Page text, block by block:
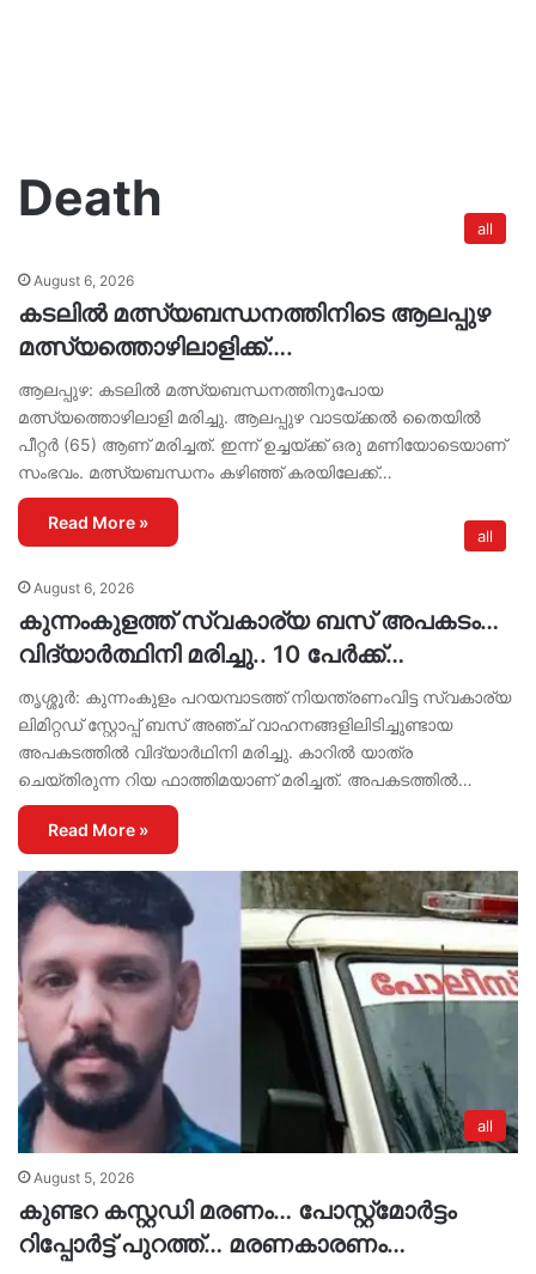
Death
all
August 6, 2026
കടലിൽ മത്സ്യബന്ധനത്തിനിടെ ആലപ്പുഴ
മത്സ്യത്തൊഴിലാളിക്ക്….
ആലപ്പുഴ: കടലിൽ മത്സ്യബന്ധനത്തിനുപോയ
മത്സ്യത്തൊഴിലാളി മരിച്ചു. ആലപ്പുഴ വാടയ്ക്കൽ തൈയിൽ
പീറ്റർ (65) ആണ് മരിച്ചത്. ഇന്ന് ഉച്ചയ്ക്ക് ഒരു മണിയോടെയാണ്
സംഭവം. മത്സ്യബന്ധനം കഴിഞ്ഞ് കരയിലേക്ക്…
Read More »
all
August 6, 2026
കുന്നംകുളത്ത് സ്വകാര്യ ബസ് അപകടം…
വിദ്യാർത്ഥിനി മരിച്ചു.. 10 പേർക്ക്…
തൃശ്ശൂർ: കുന്നംകുളം പറയമ്പാടത്ത് നിയന്ത്രണംവിട്ട സ്വകാര്യ
ലിമിറ്റഡ് സ്റ്റോപ്പ് ബസ് അഞ്ച് വാഹനങ്ങളിലിടിച്ചുണ്ടായ
അപകടത്തിൽ വിദ്യാർഥിനി മരിച്ചു. കാറിൽ യാത്ര
ചെയ്തിരുന്ന റിയ ഫാത്തിമയാണ് മരിച്ചത്. അപകടത്തിൽ…
Read More »
all
August 5, 2026
കുണ്ടറ കസ്റ്റഡി മരണം… പോസ്റ്റ്മോർട്ടം
റിപ്പോർട്ട് പുറത്ത്… മരണകാരണം…